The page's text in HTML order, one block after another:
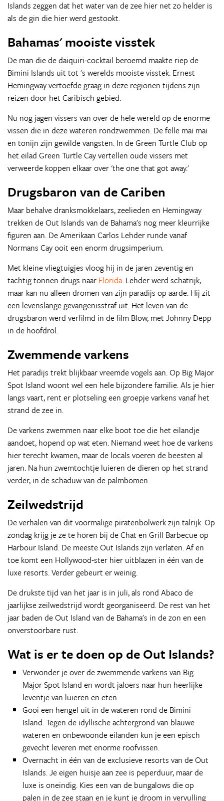
Islands zeggen dat het water van de zee hier net zo helder is
als de gin die hier werd gestookt.
Bahamas' mooiste visstek
De man die de daiquiri-cocktail beroemd maakte riep de
Bimini Islands uit tot 's werelds mooiste visstek. Ernest
Hemingway vertoefde graag in deze regionen tijdens zijn
reizen door het Caribisch gebied.
Nu nog jagen vissers van over de hele wereld op de enorme
vissen die in deze wateren rondzwemmen. De felle mai mai
en tonijn zijn gewilde vangsten. In de Green Turtle Club op
het eilad Green Turtle Cay vertellen oude vissers met
verweerde koppen elkaar over 'the one that got away.'
Drugsbaron van de Cariben
Maar behalve dranksmokkelaars, zeelieden en Hemingway
trekken de Out Islands van de Bahama's nog meer kleurrijke
figuren aan. De Amerikaan Carlos Lehder runde vanaf
Normans Cay ooit een enorm drugsimperium.
Met kleine vliegtuigjes vloog hij in de jaren zeventig en
tachtig tonnen drugs naar Florida. Lehder werd schatrijk,
maar kan nu alleen dromen van zijn paradijs op aarde. Hij zit
een levenslange gevangenisstraf uit. Het leven van de
drugsbaron werd verfilmd in de film Blow, met Johnny Depp
in de hoofdrol.
Zwemmende varkens
Het paradijs trekt blijkbaar vreemde vogels aan. Op Big Major
Spot Island woont wel een hele bijzondere familie. Als je hier
langs vaart, rent er plotseling een groepje varkens vanaf het
strand de zee in.
De varkens zwemmen naar elke boot toe die het eilandje
aandoet, hopend op wat eten. Niemand weet hoe de varkens
hier terecht kwamen, maar de locals voeren de beesten al
jaren. Na hun zwemtochtje luieren de dieren op het strand
verder, in de schaduw van de palmbomen.
Zeilwedstrijd
De verhalen van dit voormalige piratenbolwerk zijn talrijk. Op
zondag krijg je ze te horen bij de Chat en Grill Barbecue op
Harbour Island. De meeste Out Islands zijn verlaten. Af en
toe komt een Hollywood-ster hier uitblazen in één van de
luxe resorts. Verder gebeurt er weinig.
De drukste tijd van het jaar is in juli, als rond Abaco de
jaarlijkse zeilwedstrijd wordt georganiseerd. De rest van het
jaar baden de Out Island van de Bahama's in de zon en een
onverstoorbare rust.
Wat is er te doen op de Out Islands?
Verwonder je over de zwemmende varkens van Big
Major Spot Island en wordt jaloers naar hun heerlijke
leventje van luieren en eten.
Gooi een hengel uit in de wateren rond de Bimini
Island. Tegen de idyllische achtergrond van blauwe
wateren en onbewoonde eilanden kun je een episch
gevecht leveren met enorme roofvissen.
Overnacht in één van de exclusieve resorts van de Out
Islands. Je eigen huisje aan zee is peperduur, maar de
luxe is oneindig. Kies een van de bungalows die op
palen in de zee staan en je kunt je droom in vervulling